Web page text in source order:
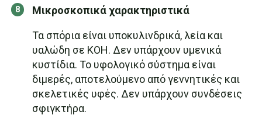
Μικροσκοπικά χαρακτηριστικά
Τα σπόρια είναι υποκυλινδρικά, λεία και
υαλώδη σε KOH. Δεν υπάρχουν υμενικά
κυστίδια. Το υφολογικό σύστημα είναι
διμερές, αποτελούμενο από γεννητικές και
σκελετικές υφές. Δεν υπάρχουν συνδέσεις
σφιγκτήρα.